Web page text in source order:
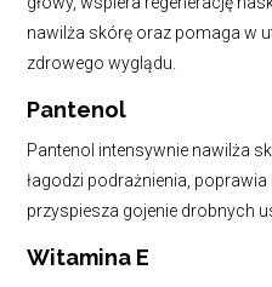
nawilża skórę oraz pomaga w
zdrowego wyglądu.
Pantenol
Pantenol intensywnie nawilża
łagodzi podrażnienia,
przyspiesza gojenie drobnych
Witamina E